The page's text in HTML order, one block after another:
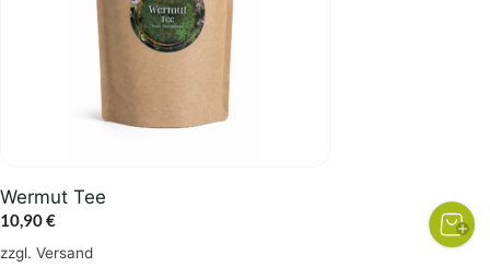
Wermut Tee
10,90€
zzgl. Versand